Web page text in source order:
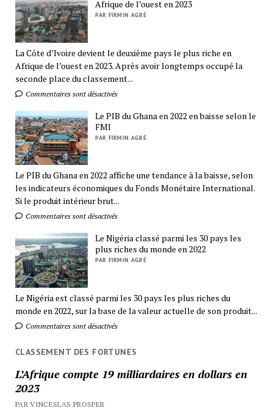
Afrique de l’ouest en 2023
PAR FIRMIN AGBÉ
La Côte d’Ivoire devient le deuxième pays le plus riche en
Afrique de l’ouest en 2023. Après avoir longtemps occupé la
seconde place du classement...
Commentaires sont désactivés
Le PIB du Ghana en 2022 en baisse selon le
FMI
PAR FIRMIN AGBÉ
Le PIB du Ghana en 2022 affiche une tendance à la baisse, selon
les indicateurs économiques du Fonds Monétaire International.
Si le produit intérieur brut...
Commentaires sont désactivés
Le Nigéria classé parmi les 30 pays les
plus riches du monde en 2022
PAR FIRMIN AGBÉ
Le Nigéria est classé parmi les 30 pays les plus riches du
monde en 2022, sur la base de la valeur actuelle de son produit...
Commentaires sont désactivés
CLASSEMENT DES FORTUNES
L’Afrique compte 19 milliardaires en dollars en
2023
PAR VINCESLAS PROSPER